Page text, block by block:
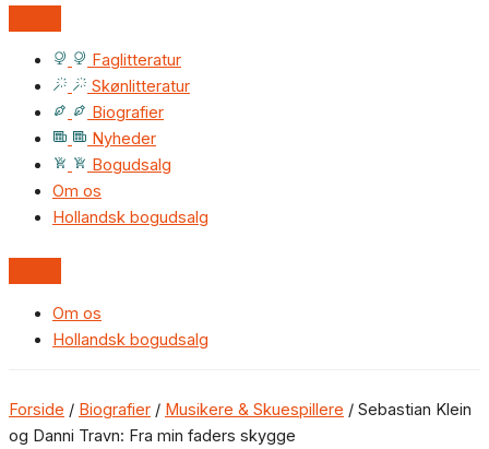
Faglitteratur
Skønlitteratur
Biografier
Nyheder
Bogudsalg
Om os
Hollandsk bogudsalg
Om os
Hollandsk bogudsalg
Forside / Biografier / Musikere & Skuespillere / Sebastian Klein
og Danni Travn: Fra min faders skygge